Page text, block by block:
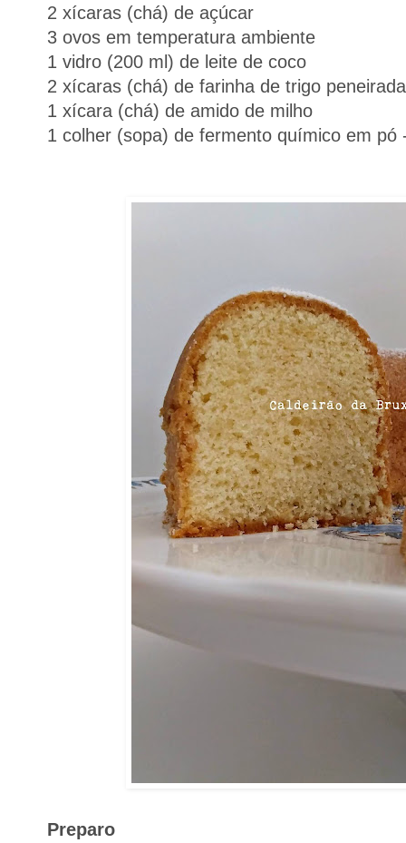
2 xícaras (chá) de açúcar
3 ovos em temperatura ambiente
1 vidro (200 ml) de leite de coco
2 xícaras (chá) de farinha de trigo
1 xícara (chá) de amido de milho
1 colher (sopa) de fermento químico em pó
Preparo